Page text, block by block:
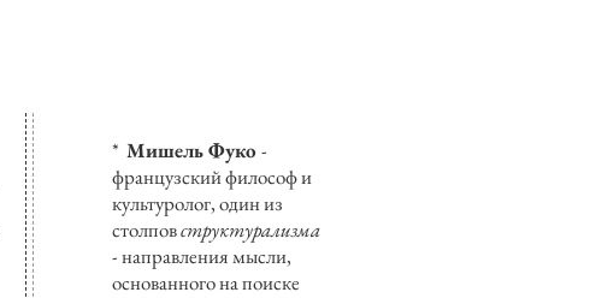
* Мишель Фуко-
французский философ и
культуролог, один из
столповструктурализма
- направления мысли,
основанного на поиске